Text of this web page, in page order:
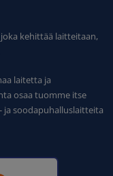
kehittää laitteitaan,
laitetta ja
osaa tuomme itse
ja soodapuhalluslaitteita